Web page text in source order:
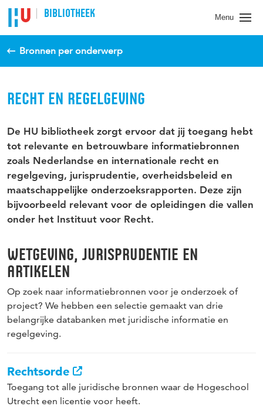
BIBLIOTHEEK Menu
Bronnen per onderwerp
RECHT EN REGELGEVING
De HU bibliotheek zorgt ervoor dat jij toegang hebt
tot relevante en betrouwbare informatiebronnen
zoals Nederlandse en internationale recht en
regelgeving, jurisprudentie, overheidsbeleid en
maatschappelijke onderzoeksrapporten. Deze zijn
bijvoorbeeld relevant voor de opleidingen die vallen
onder het Instituut voor Recht.
WETGEVING, JURISPRUDENTIE EN
ARTIKELEN
Op zoek naar informatiebronnen voor je onderzoek of
project? We hebben een selectie gemaakt van drie
belangrijke databanken met juridische informatie en
regelgeving.
Rechtsorde
Toegang tot alle juridische bronnen waar de Hogeschool
Utrecht een licentie voor heeft.